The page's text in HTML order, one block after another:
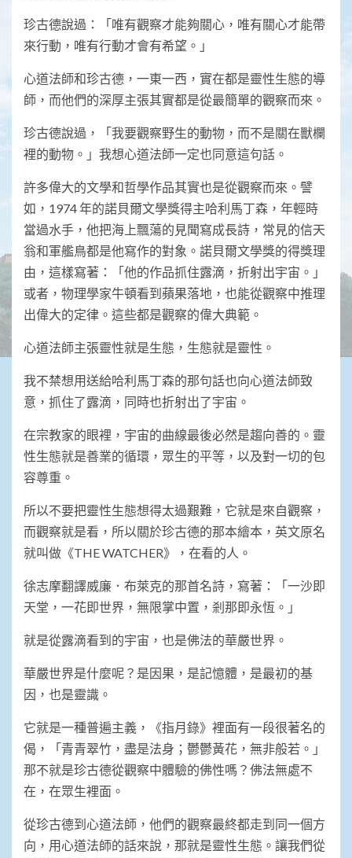
珍古德說過：「唯有觀察才能夠關心，唯有關心才能帶
來行動，唯有行動才會有希望。」
心道法師和珍古德，一東一西，實在都是靈性生態的導
師，而他們的深厚主張其實都是從最簡單的觀察而來。
珍古德說過，「我要觀察野生的動物，而不是關在獸欄
裡的動物。」我想心道法師一定也同意這句話。
許多偉大的文學和哲學作品其實也是從觀察而來。譬
如，1974 年的諾貝爾文學獎得主哈利馬丁森，年輕時
當過水手，他把海上飄蕩的見聞寫成長詩，常見的信天
翁和軍艦鳥都是他寫作的對象。諾貝爾文學獎的得獎理
由，這樣寫著：「他的作品抓住露滴，折射出宇宙。」
或者，物理學家牛頓看到蘋果落地，也能從觀察中推理
出偉大的定律。這些都是觀察的偉大典範。
心道法師主張靈性就是生態，生態就是靈性。
我不禁想用送給哈利馬丁森的那句話也向心道法師致
意，抓住了露滴，同時也折射出了宇宙。
在宗教家的眼裡，宇宙的曲線最後必然是趨向善的。靈
性生態就是善業的循環，眾生的平等，以及對一切的包
容尊重。
所以不要把靈性生態想得太過艱難，它就是來自觀察，
而觀察就是看，所以關於珍古德的那本繪本，英文原名
就叫做《THE WATCHER》，在看的人。
徐志摩翻譯威廉．布萊克的那首名詩，寫著：「一沙即
天堂，一花即世界，無限掌中置，剎那即永恆。」
就是從露滴看到的宇宙，也是佛法的華嚴世界。
華嚴世界是什麼呢？是因果，是記憶體，是最初的基
因，也是靈識。
它就是一種普遍主義，《指月錄》裡面有一段很著名的
偈，「青青翠竹，盡是法身；鬱鬱黃花，無非般若。」
那不就是珍古德從觀察中體驗的佛性嗎？佛法無處不
在，在眾生裡面。
從珍古德到心道法師，他們的觀察最終都走到同一個方
向，用心道法師的話來說，那就是靈性生態。讓我們從